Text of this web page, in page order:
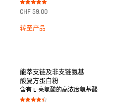
Bewertet mit
5.00
CHF 59.00
转至产品
能萃支链及非支链氨基
酸复方蛋白粉
含有 L-亮氨酸的高浓度氨基酸